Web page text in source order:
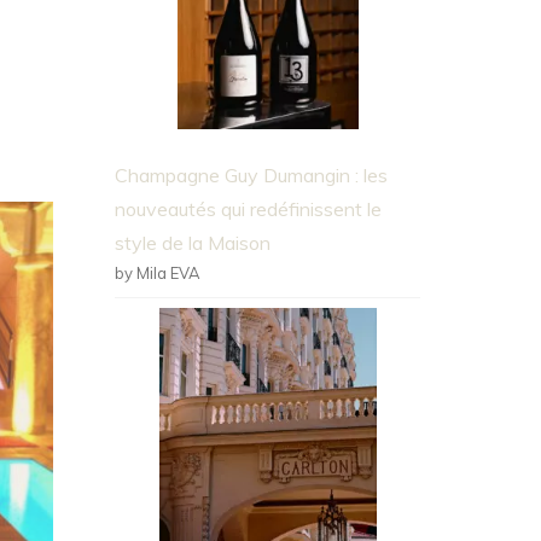
Champagne Guy Dumangin : les
nouveautés qui redéfinissent le
style de la Maison
by Mila EVA